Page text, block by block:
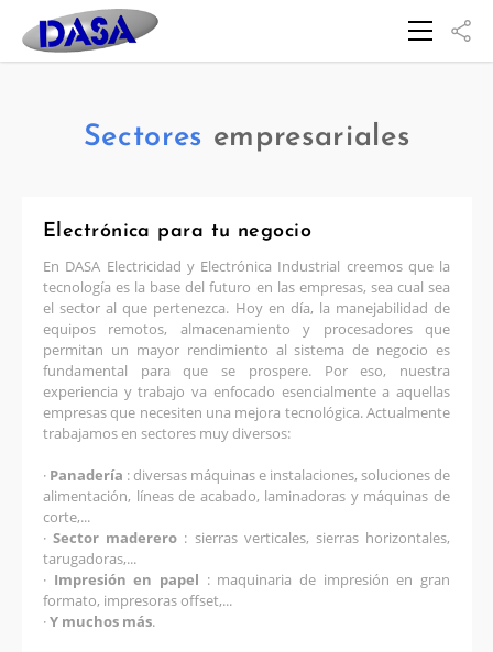
Sectores empresariales
Electrónica para tu negocio
En DASA Electricidad y Electrónica Industrial creemos que la
tecnología es la base del futuro en las empresas, sea cual sea
el sector al que pertenezca. Hoy en día, la manejabilidad de
equipos remotos, almacenamiento y procesadores que
permitan un mayor rendimiento al sistema de negocio es
fundamental para que se prospere. Por eso, nuestra
experiencia y trabajo va enfocado esencialmente a aquellas
empresas que necesiten una mejora tecnológica. Actualmente
trabajamos en sectores muy diversos:
· Panadería : diversas máquinas e instalaciones, soluciones de
alimentación, líneas de acabado, laminadoras y máquinas de
corte,...
·Sector maderero : sierras verticales, sierras horizontales,
tarugadoras,...
· Impresión en papel : maquinaria de impresión en gran
formato, impresoras offset,...
·Y muchos más.